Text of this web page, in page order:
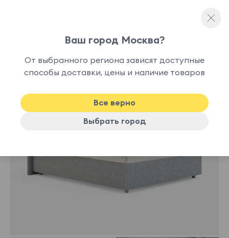
наличии
Ваш город Москва?
От выбранного региона зависят доступные
способы доставки, цены и наличие товаров
Все верно
Выбрать город